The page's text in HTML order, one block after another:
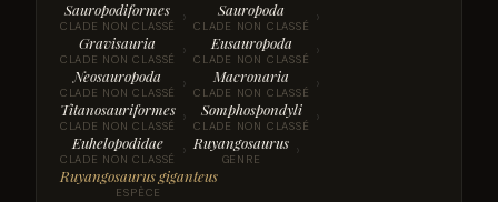
Sauropodiformes
CLADE NON CLASSÉ › Sauropoda
CLADE NON CLASSÉ ›
Gravisauria
CLADE NON CLASSÉ › Eusauropoda
CLADE NON CLASSÉ ›
Neosauropoda
CLADE NON CLASSÉ › Macronaria
CLADE NON CLASSÉ ›
Titanosauriformes
CLADE NON CLASSÉ › Somphospondyli
CLADE NON CLASSÉ ›
Euhelopodidae
CLADE NON CLASSÉ › Ruyangosaurus
GENRE ›
Ruyangosaurus giganteus
ESPÈCE